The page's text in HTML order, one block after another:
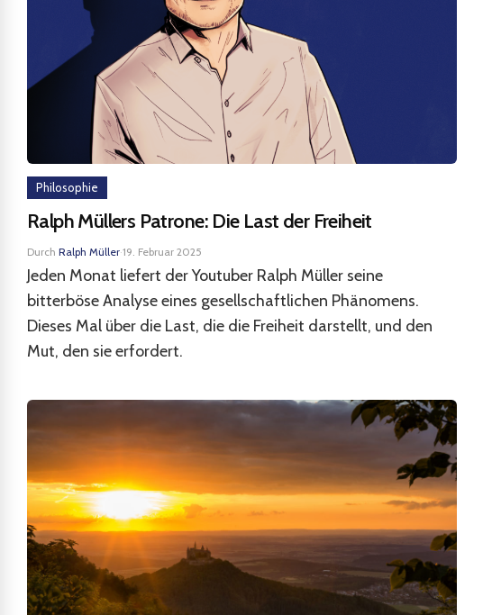
Philosophie
Ralph Müllers Patrone: Die Last der Freiheit
Durch Ralph Müller·19. Februar 2025
Jeden Monat liefert der Youtuber Ralph Müller seine
bitterböse Analyse eines gesellschaftlichen Phänomens.
Dieses Mal über die Last, die die Freiheit darstellt, und den
Mut, den sie erfordert.